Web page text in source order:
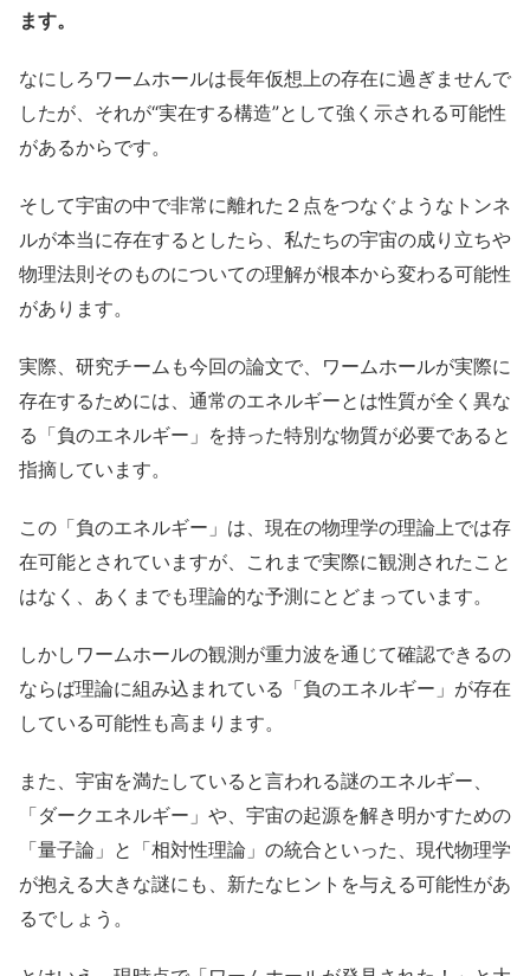
ます。
なにしろワームホールは長年仮想上の存在に過ぎませんで
したが、それが“実在する構造”として強く示される可能性
があるからです。
そして宇宙の中で非常に離れた２点をつなぐようなトンネ
ルが本当に存在するとしたら、私たちの宇宙の成り立ちや
物理法則そのものについての理解が根本から変わる可能性
があります。
実際、研究チームも今回の論文で、ワームホールが実際に
存在するためには、通常のエネルギーとは性質が全く異な
る「負のエネルギー」を持った特別な物質が必要であると
指摘しています。
この「負のエネルギー」は、現在の物理学の理論上では存
在可能とされていますが、これまで実際に観測されたこと
はなく、あくまでも理論的な予測にとどまっています。
しかしワームホールの観測が重力波を通じて確認できるの
ならば理論に組み込まれている「負のエネルギー」が存在
している可能性も高まります。
また、宇宙を満たしていると言われる謎のエネルギー、
「ダークエネルギー」や、宇宙の起源を解き明かすための
「量子論」と「相対性理論」の統合といった、現代物理学
が抱える大きな謎にも、新たなヒントを与える可能性があ
るでしょう。